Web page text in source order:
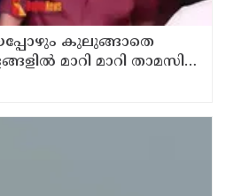
കുലുങ്ങാതെ
മാറി മാറി താമസിച്ച്
നേതാവ്